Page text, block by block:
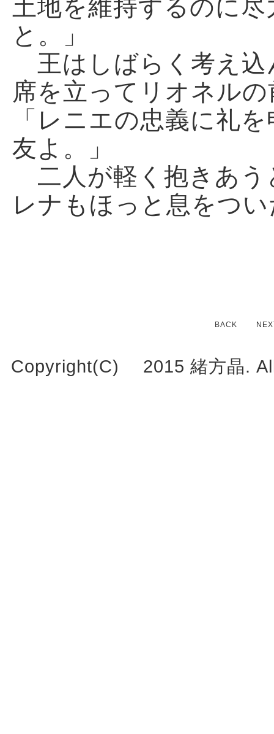
土地を維持するのに
と。」
王はしばらく考え込
席を立ってリオネル
「レニエの忠義に礼
友よ。」
二人が軽く抱きあう
レナもほっと息をつ
BACK
Copyright(C) 2015 緒方晶.